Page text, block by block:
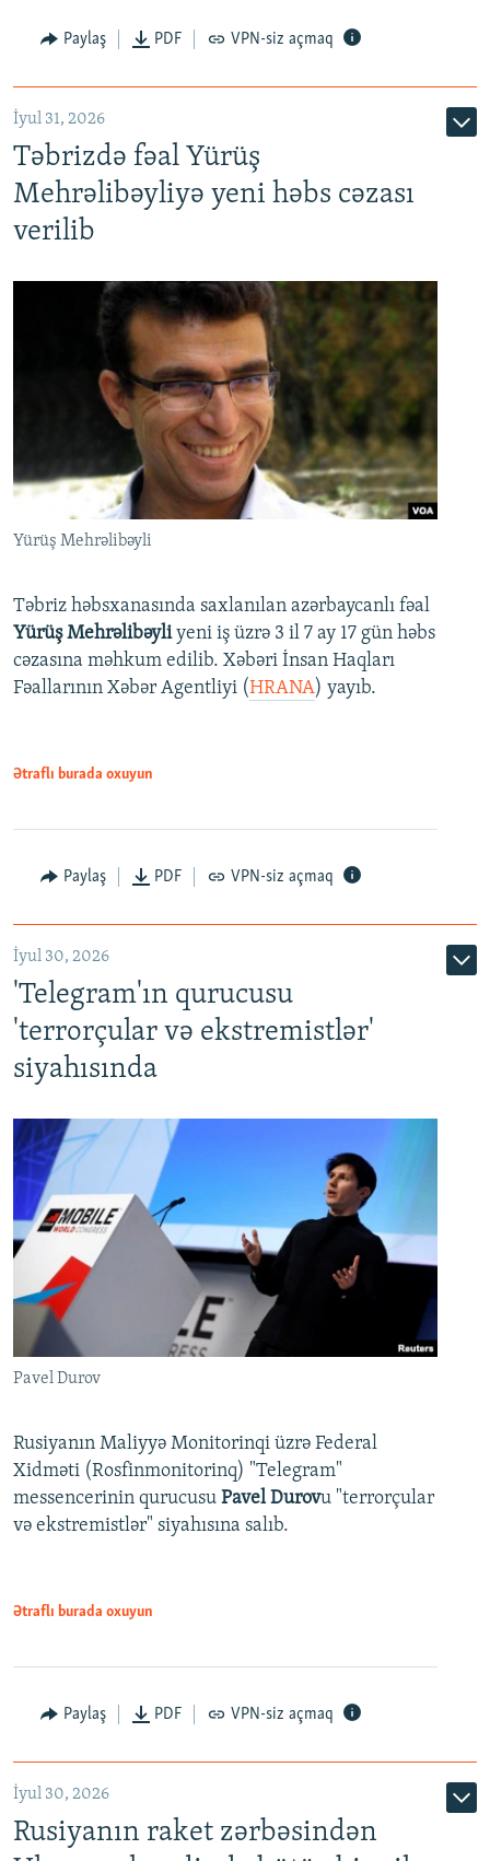
Paylaş PDF VPN-siz açmaq
İyul 31, 2026
Təbrizdə fəal Yürüş
Mehrəlibəyliyə yeni həbs cəzası
verilib
Yürüş Mehrəlibəyli
Təbriz həbsxanasında saxlanılan azərbaycanlı fəal
Yürüş Mehrəlibəyliyeni iş üzrə 3 il 7 ay 17 gün həbs
cəzasına məhkum edilib. Xəbəri İnsan Haqları
Fəallarının Xəbər Agentliyi (HRANA) yayıb.
Ətraflı burada oxuyun
Paylaş PDF VPN-siz açmaq
İyul 30, 2026
'Telegram'ın qurucusu
'terrorçular və ekstremistlər'
siyahısında
Pavel Durov
Rusiyanın Maliyyə Monitorinqi üzrə Federal
Xidməti (Rosfinmonitorinq) "Telegram"
messencerinin qurucusu Pavel Durovu "terrorçular
və ekstremistlər" siyahısına salıb.
Ətraflı burada oxuyun
Paylaş PDF VPN-siz açmaq
İyul 30, 2026
Rusiyanın raket zərbəsindən